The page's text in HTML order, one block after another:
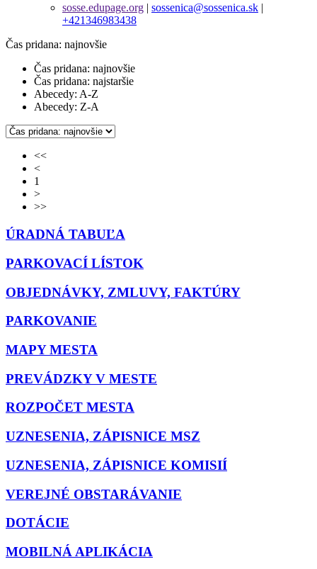
sosse.edupage.org | sossenica@sossenica.sk |
+421346983438
Čas pridana: najnovšie
Čas pridana: najnovšie
Čas pridana: najstaršie
Abecedy: A-Z
Abecedy: Z-A
<<
<
1
>
>>
ÚRADNÁ TABUĽA
PARKOVACÍ LÍSTOK
OBJEDNÁVKY, ZMLUVY, FAKTÚRY
PARKOVANIE
MAPY MESTA
PREVÁDZKY V MESTE
ROZPOČET MESTA
UZNESENIA, ZÁPISNICE MSZ
UZNESENIA, ZÁPISNICE KOMISIÍ
VEREJNÉ OBSTARÁVANIE
DOTÁCIE
MOBILNÁ APLIKÁCIA